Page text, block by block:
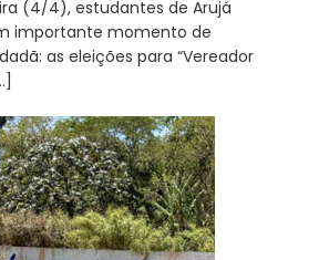
(4/4), estudantes de Arujá
importante momento de
as eleições para “Vereador